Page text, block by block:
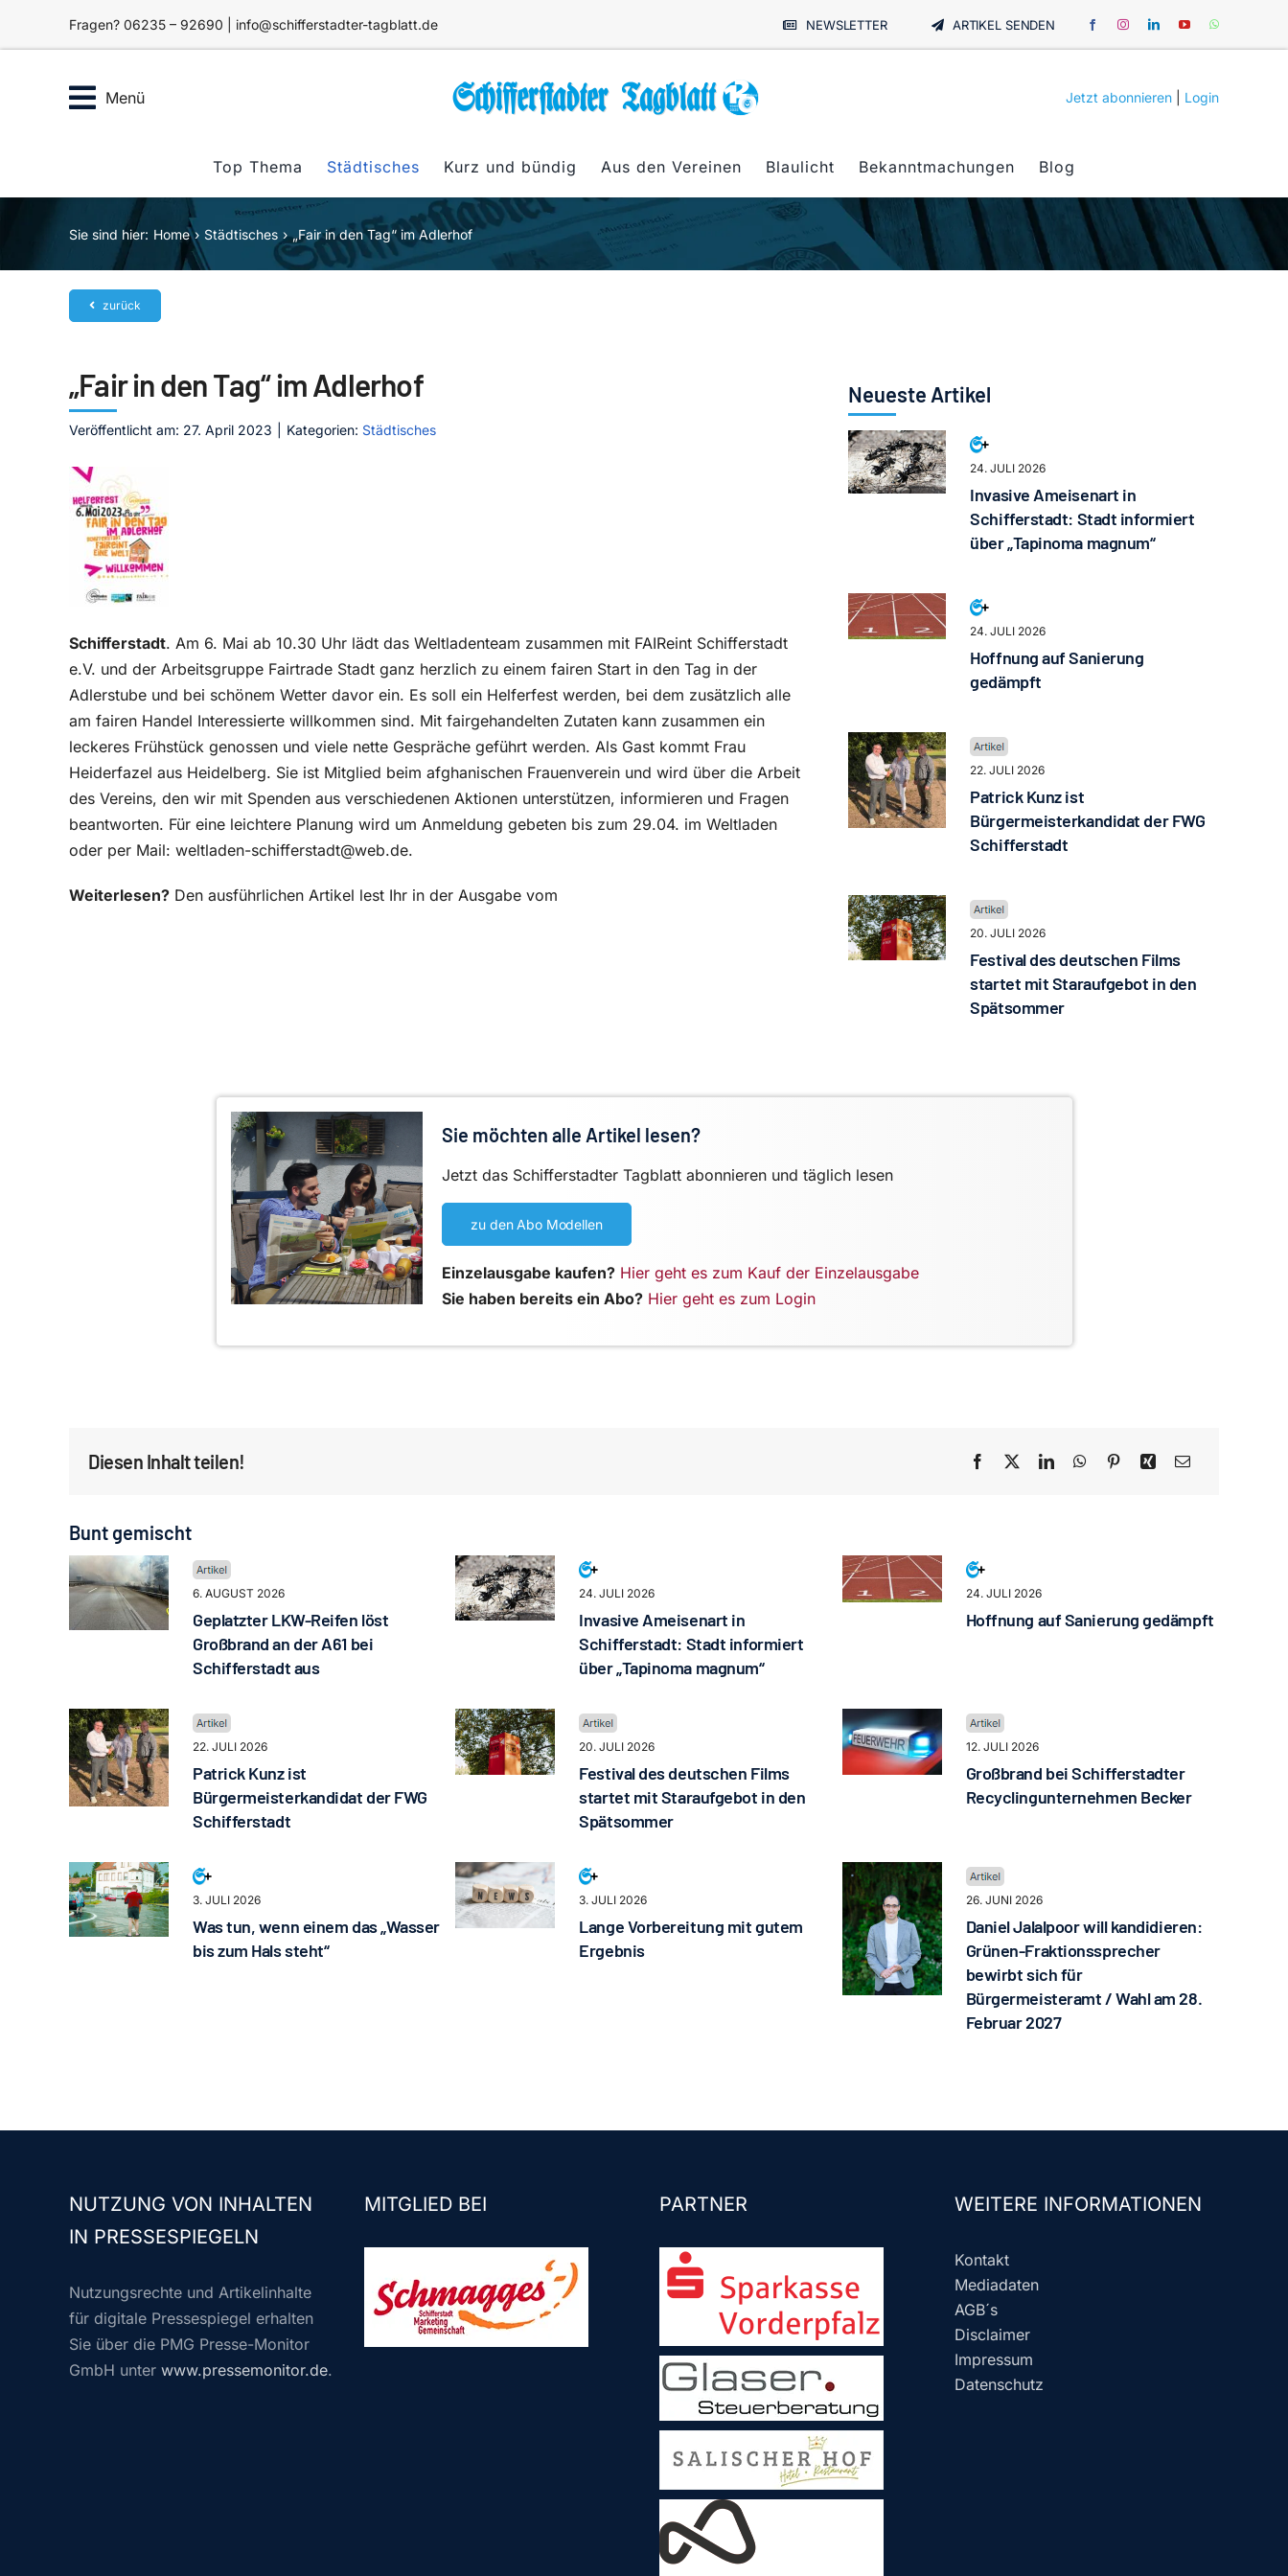
Fragen? 06235 – 92690 | info@schifferstadter-tagblatt.de NEWSLETTER ARTIKEL SENDEN
Menü Jetzt abonnieren Login
Top Thema Städtisches Kurz und bündig Aus den Vereinen Blaulicht Bekanntmachungen Blog
Sie sind hier: Home Städtisches „Fair in den Tag“ im Adlerhof
zurück
„Fair in den Tag“ im Adlerhof
Veröffentlicht am: 27. April 2023 Kategorien: Städtisches
Schifferstadt. Am 6. Mai ab 10.30 Uhr lädt das Weltladenteam zusammen mit FAIReint Schifferstadt
e.V. und der Arbeitsgruppe Fairtrade Stadt ganz herzlich zu einem fairen Start in den Tag in der
Adlerstube und bei schönem Wetter davor ein. Es soll ein Helferfest werden, bei dem zusätzlich alle
am fairen Handel Interessierte willkommen sind. Mit fairgehandelten Zutaten kann zusammen ein
leckeres Frühstück genossen und viele nette Gespräche geführt werden. Als Gast kommt Frau
Heiderfazel aus Heidelberg. Sie ist Mitglied beim afghanischen Frauenverein und wird über die Arbeit
des Vereins, den wir mit Spenden aus verschiedenen Aktionen unterstützen, informieren und Fragen
beantworten. Für eine leichtere Planung wird um Anmeldung gebeten bis zum 29.04. im Weltladen
oder per Mail: weltladen-schifferstadt@web.de.
Weiterlesen? Den ausführlichen Artikel lest Ihr in der Ausgabe vom
Neueste Artikel
24. JULI 2026
Invasive Ameisenart in
Schifferstadt: Stadt informiert
über „Tapinoma magnum“
24. JULI 2026
Hoffnung auf Sanierung
gedämpft
22. JULI 2026
Patrick Kunz ist
Bürgermeisterkandidat der FWG
Schifferstadt
20. JULI 2026
Festival des deutschen Films
startet mit Staraufgebot in den
Spätsommer
Sie möchten alle Artikel lesen?
Jetzt das Schifferstadter Tagblatt abonnieren und täglich lesen
zu den Abo Modellen
Einzelausgabe kaufen? Hier geht es zum Kauf der Einzelausgabe
Sie haben bereits ein Abo? Hier geht es zum Login
Diesen Inhalt teilen!
Bunt gemischt
6. AUGUST 2026
Geplatzter LKW-Reifen löst
Großbrand an der A61 bei
Schifferstadt aus
24. JULI 2026
Invasive Ameisenart in
Schifferstadt: Stadt informiert
über „Tapinoma magnum“
24. JULI 2026
Hoffnung auf Sanierung gedämpft
22. JULI 2026
Patrick Kunz ist
Bürgermeisterkandidat der FWG
Schifferstadt
20. JULI 2026
Festival des deutschen Films
startet mit Staraufgebot in den
Spätsommer
12. JULI 2026
Großbrand bei Schifferstadter
Recyclingunternehmen Becker
3. JULI 2026
Was tun, wenn einem das „Wasser
bis zum Hals steht“
3. JULI 2026
Lange Vorbereitung mit gutem
Ergebnis
26. JUNI 2026
Daniel Jalalpoor will kandidieren:
Grünen-Fraktionssprecher
bewirbt sich für
Bürgermeisteramt / Wahl am 28.
Februar 2027
NUTZUNG VON INHALTEN
IN PRESSESPIEGELN
Nutzungsrechte und Artikelinhalte
für digitale Pressespiegel erhalten
Sie über die PMG Presse-Monitor
GmbH unter www.pressemonitor.de.
MITGLIED BEI PARTNER WEITERE INFORMATIONEN
Kontakt
Mediadaten
AGB´s
Disclaimer
Impressum
Datenschutz